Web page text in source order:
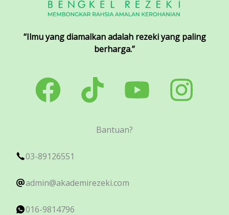
“Ilmu yang diamalkan adalah rezeki yang paling
berharga.”
Bantuan?
03-89126551
admin@akademirezeki.com
016-9814796